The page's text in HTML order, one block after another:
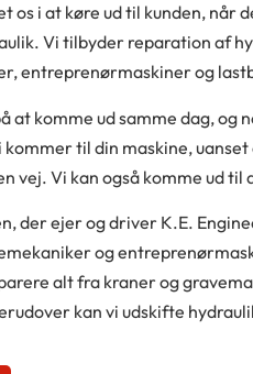
os i at køre ud til kunden, når
Vi tilbyder reparation af
entreprenørmaskiner og
at komme ud samme dag, og
til din maskine,
vej. Vi kan også komme ud til
der ejer og driver K.E.
og
alt fra kraner og
kan vi udskifte